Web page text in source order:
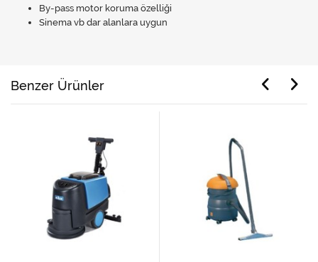
By-pass motor koruma özelliği
Sinema vb dar alanlara uygun
Benzer Ürünler